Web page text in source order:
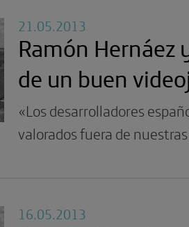
21.05.2013
Ramón Hernáez
de un buen
«Los desarrolladores
valorados fuera de
16.05.2013